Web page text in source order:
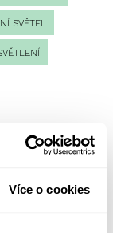
Více o cookies
SVĚTEL